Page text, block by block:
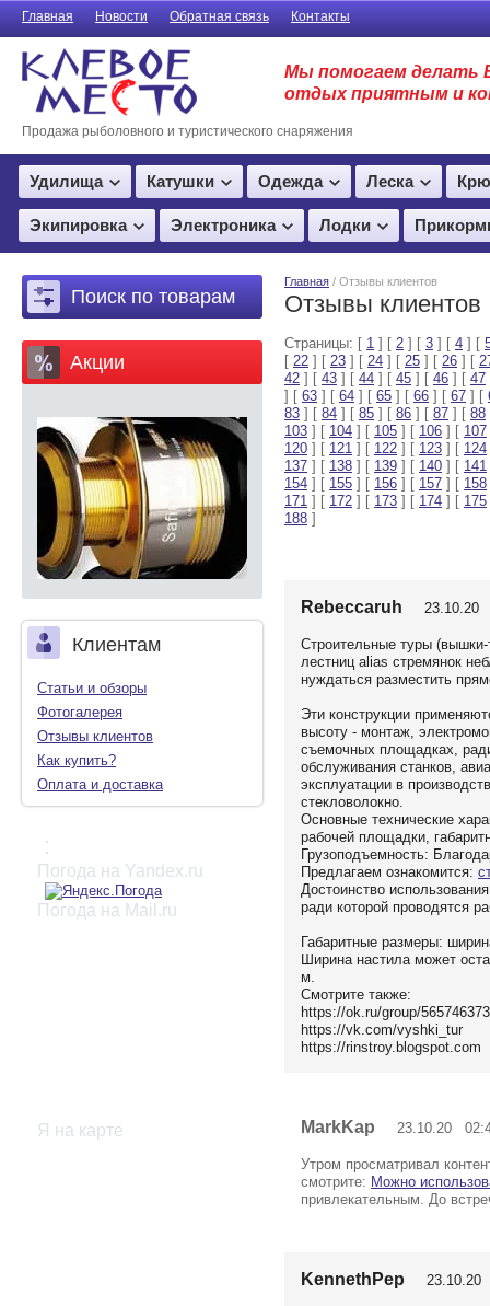
Главная Новости Обратная связь Контакты
Продажа рыболовного и туристического снаряжения
Мы помогаем делать
отдых приятным и
Удилища Катушки Одежда Леска
Экипировка Электроника Лодки
Поиск по товарам
Акции
Клиентам
Статьи и обзоры
Фотогалерея
Отзывы клиентов
Как купить?
Оплата и доставка
:
Погода на Yandex.ru
Погода на Mail.ru
Я на карте
Главная / Отзывы клиентов
Отзывы клиентов
Страницы: [ 1 ] [ 2 ] [ 3 ] [ 4 ] [
[ 22 ] [ 23 ] [ 24 ] [ 25 ] [ 26 ] [
42 ] [ 43 ] [ 44 ] [ 45 ] [ 46 ] [ 47
] [ 63 ] [ 64 ] [ 65 ] [ 66 ] [ 67 ] [
83 ] [ 84 ] [ 85 ] [ 86 ] [ 87 ] [ 88
103 ] [ 104 ] [ 105 ] [ 106 ] [ 107
120 ] [ 121 ] [ 122 ] [ 123 ] [ 124
137 ] [ 138 ] [ 139 ] [ 140 ] [ 141
154 ] [ 155 ] [ 156 ] [ 157 ] [ 158
171 ] [ 172 ] [ 173 ] [ 174 ] [ 175
188 ]
Rebeccaruh 23.10.20
Строительные туры
лестниц alias стремянок
нуждаться разместить
Эти конструкции
высоту - монтаж,
съемочных площадках,
обслуживания станков,
эксплуатации в
стекловолокно.
Основные технические
рабочей площадки,
Грузоподъемность:
Предлагаем ознакомится:
Достоинство
ради которой проводятся
Габаритные размеры:
Ширина настила может
м.
Смотрите также:
https://ok.ru/group/
https://vk.com/vyshki_tur
https://rinstroy.blogspot.com
MarkKap 23.10.20
Утром просматривал
смотрите: Можно
привлекательным. До
KennethPep 23.10.20